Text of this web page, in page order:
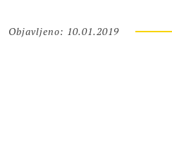
Objavljeno: 10.01.2019